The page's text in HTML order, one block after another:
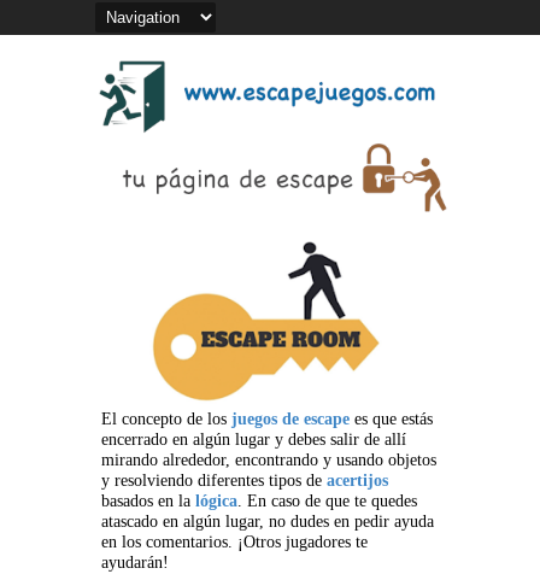
El concepto de los juegos de escape es que estás
encerrado en algún lugar y debes salir de allí
mirando alrededor, encontrando y usando objetos
y resolviendo diferentes tipos de acertijos
basados en la lógica. En caso de que te quedes
atascado en algún lugar, no dudes en pedir ayuda
en los comentarios. ¡Otros jugadores te
ayudarán!